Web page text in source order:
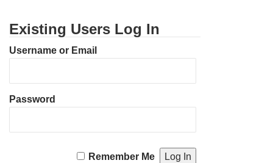
Existing Users Log In
Username or Email
Password
Remember Me